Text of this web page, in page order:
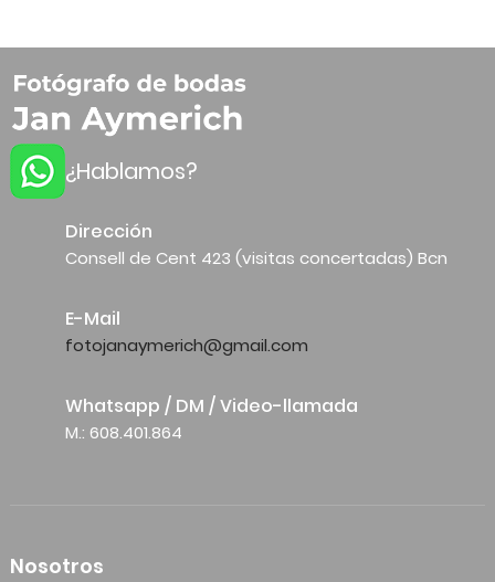
¿Hablamos?
Dirección
Consell de Cent 423 (visitas concertadas) Bcn
E-Mail
fotojanaymerich@gmail.com
Whatsapp / DM / Video-llamada
M.: 608.401.864
Nosotros